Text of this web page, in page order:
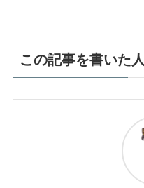
この記事を書いた人